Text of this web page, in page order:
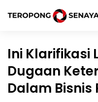
Ini Klarifikasi
Dugaan
Dalam Bisnis